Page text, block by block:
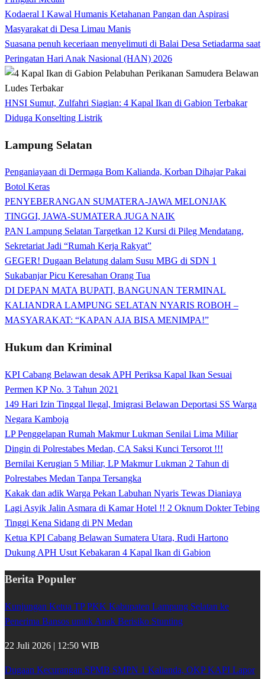
Kodaeral I Kawal Humanis Ketahanan Pangan dan Aspirasi
Masyarakat di Desa Limau Manis
Suasana penuh keceriaan menyelimuti di Balai Desa Setiadarma saat
Peringatan Hari Anak Nasional (HAN) 2026
HNSI Sumut, Zulfahri Siagian: 4 Kapal Ikan di Gabion Terbakar
Diduga Konselting Listrik
Lampung Selatan
Penganiayaan di Dermaga Bom Kalianda, Korban Dihajar Pakai
Botol Keras
PENYEBERANGAN SUMATERA-JAWA MELONJAK
TINGGI, JAWA-SUMATERA JUGA NAIK
PAN Lampung Selatan Targetkan 12 Kursi di Pileg Mendatang,
Sekretariat Jadi “Rumah Kerja Rakyat”
GEGER! Dugaan Belatung dalam Susu MBG di SDN 1
Sukabanjar Picu Keresahan Orang Tua
DI DEPAN MATA BUPATI, BANGUNAN TERMINAL
KALIANDRA LAMPUNG SELATAN NYARIS ROBOH –
MASYARAKAT: “KAPAN AJA BISA MENIMPA!”
Hukum dan Kriminal
KPI Cabang Belawan desak APH Periksa Kapal Ikan Sesuai
Permen KP No. 3 Tahun 2021
149 Hari Izin Tinggal Ilegal, Imigrasi Belawan Deportasi SS Warga
Negara Kamboja
LP Penggelapan Rumah Makmur Lukman Senilai Lima Miliar
Dingin di Polrestabes Medan, CA Saksi Kunci Tersorot !!!
Bernilai Kerugian 5 Miliar, LP Makmur Lukman 2 Tahun di
Polrestabes Medan Tanpa Tersangka
Kakak dan adik Warga Pekan Labuhan Nyaris Tewas Dianiaya
Lagi Asyik Jalin Asmara di Kamar Hotel !! 2 Oknum Dokter Tebing
Tinggi Kena Sidang di PN Medan
Ketua KPI Cabang Belawan Sumatera Utara, Rudi Hartono
Dukung APH Usut Kebakaran 4 Kapal Ikan di Gabion
Berita Populer
Kunjungan Ketua TP PKK Kabupaten Lampung Selatan ke
Penerima Bansos untuk Anak Berisiko Stunting
22 Juli 2026 | 12:50 WIB
Dugaan Kecurangan SPMB SMPN 1 Kalianda, OKP KAPI Lapor